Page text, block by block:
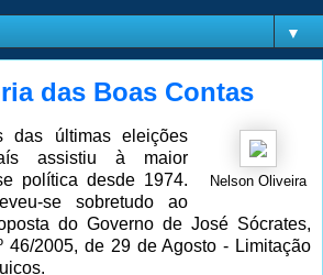
▼
das Boas Contas
Nelson Oliveira
das últimas eleições
assistiu à maior
política desde 1974.
se sobretudo ao
do Governo de José Sócrates,
46/2005, de 29 de Agosto - Limitação